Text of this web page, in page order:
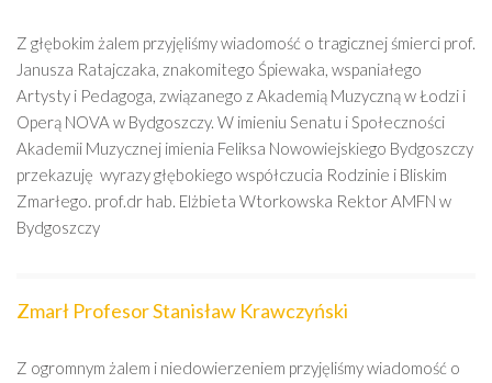
Z głębokim żalem przyjęliśmy wiadomość o tragicznej śmierci prof.
Janusza Ratajczaka, znakomitego Śpiewaka, wspaniałego
Artysty i Pedagoga, związanego z Akademią Muzyczną w Łodzi i
Operą NOVA w Bydgoszczy. W imieniu Senatu i Społeczności
Akademii Muzycznej imienia Feliksa Nowowiejskiego Bydgoszczy
przekazuję wyrazy głębokiego współczucia Rodzinie i Bliskim
Zmarłego. prof.dr hab. Elżbieta Wtorkowska Rektor AMFN w
Bydgoszczy
Zmarł Profesor Stanisław Krawczyński
Z ogromnym żalem i niedowierzeniem przyjęliśmy wiadomość o